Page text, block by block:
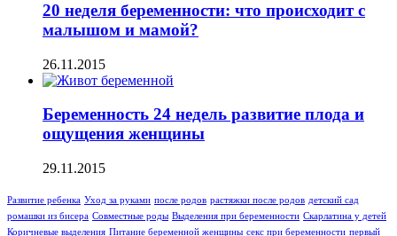
20 неделя беременности: что происходит с
малышом и мамой?
26.11.2015
Беременность 24 недель развитие плода и
ощущения женщины
29.11.2015
Развитие ребенка Уход за руками после родов растяжки после родов детский сад
ромашки из бисера Совместные роды Выделения при беременности Скарлатина у детей
Коричневые выделения Питание беременной женщины секс при беременности первый